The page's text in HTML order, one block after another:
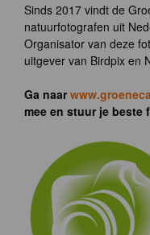
Sinds 2017 vindt de
natuurfotografen uit
Organisator van deze
uitgever van Birdpix en
Ga naar
mee en stuur je beste